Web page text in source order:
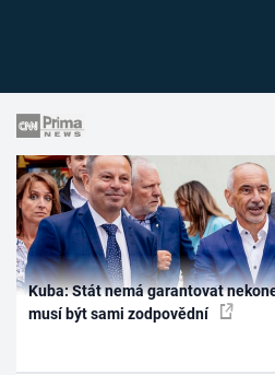
Kuba: Stát nemá garantovat
musí být sami zodpovědní